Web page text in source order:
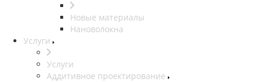
Новые материалы
Нановолокна
Услуги
Услуги
Аддитивное проектирование